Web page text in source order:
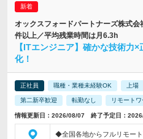
オックスフォードパートナーズ株式
件以上／平均残業時間は月6.3h
【ITエンジニア】確かな技術力
化！
正社員 職種・業種未経験OK 上場
第二新卒歓迎 転勤なし リモート
情報更新日：2026/08/07 終了予定日：
◆全国各地からフルリモー